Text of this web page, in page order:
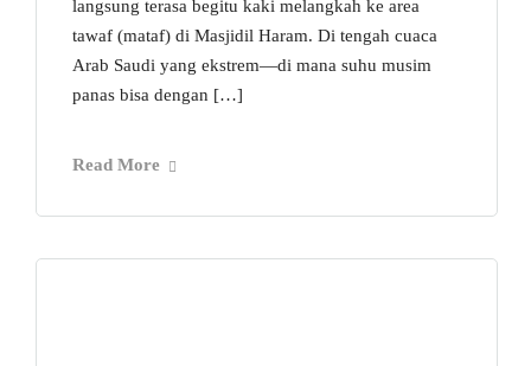
langsung terasa begitu kaki melangkah ke area
tawaf (mataf) di Masjidil Haram. Di tengah cuaca
Arab Saudi yang ekstrem—di mana suhu musim
panas bisa dengan […]
Read More